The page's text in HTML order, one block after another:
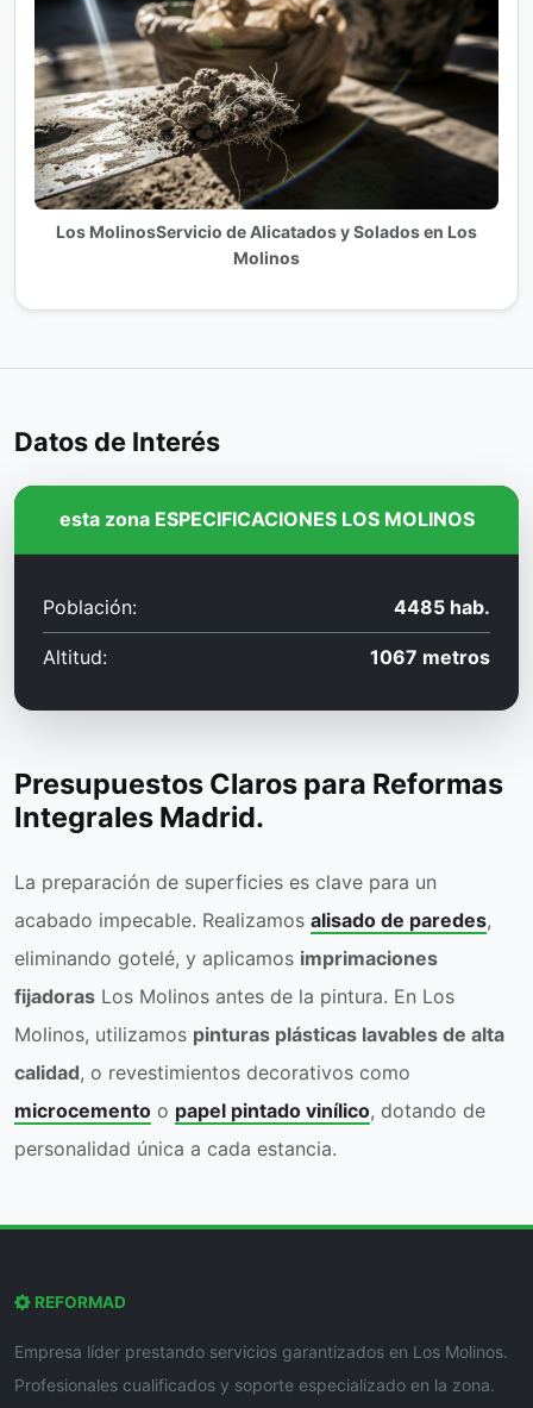
Los MolinosServicio de Alicatados y Solados en Los
Molinos
Datos de Interés
esta zona ESPECIFICACIONES LOS MOLINOS
Población: 4485 hab.
Altitud: 1067 metros
Presupuestos Claros para Reformas
Integrales Madrid.
La preparación de superficies es clave para un
acabado impecable. Realizamos alisado de paredes,
eliminando gotelé, y aplicamos imprimaciones
fijadoras Los Molinos antes de la pintura. En Los
Molinos, utilizamos pinturas plásticas lavables de alta
calidad, o revestimientos decorativos como
microcemento o papel pintado vinílico, dotando de
personalidad única a cada estancia.
REFORMAD
Empresa líder prestando servicios garantizados en Los Molinos.
Profesionales cualificados y soporte especializado en la zona.